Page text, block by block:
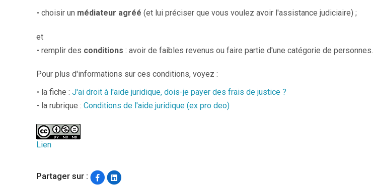
choisir un médiateur agréé (et lui préciser que vous voulez avoir l'assistance judiciaire) ;
et
remplir des conditions : avoir de faibles revenus ou faire partie d'une catégorie de personnes.
Pour plus d'informations sur ces conditions, voyez :
la fiche : J'ai droit à l'aide juridique, dois-je payer des frais de justice ?
la rubrique : Conditions de l'aide juridique (ex pro deo)
Lien
Partager sur :